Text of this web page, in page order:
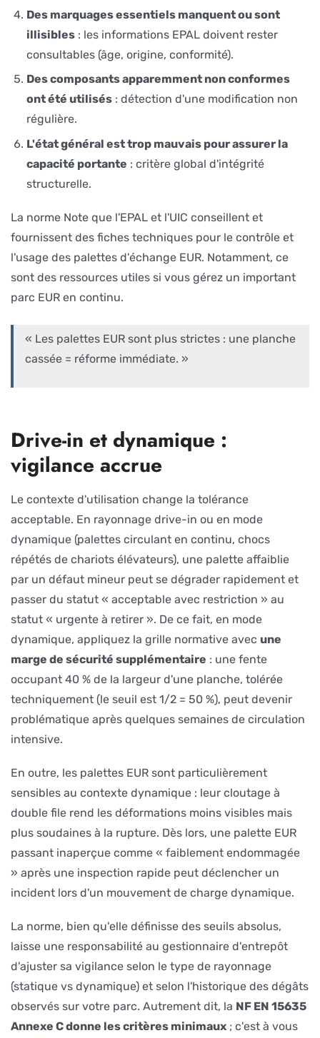
Des marquages essentiels manquent ou sont
illisibles : les informations EPAL doivent rester
consultables (âge, origine, conformité).
Des composants apparemment non conformes
ont été utilisés : détection d'une modification non
régulière.
L'état général est trop mauvais pour assurer la
capacité portante : critère global d'intégrité
structurelle.
La norme Note que l'EPAL et l'UIC conseillent et
fournissent des fiches techniques pour le contrôle et
l'usage des palettes d'échange EUR. Notamment, ce
sont des ressources utiles si vous gérez un important
parc EUR en continu.
« Les palettes EUR sont plus strictes : une planche
cassée = réforme immédiate. »
Drive-in et dynamique :
vigilance accrue
Le contexte d'utilisation change la tolérance
acceptable. En rayonnage drive-in ou en mode
dynamique (palettes circulant en continu, chocs
répétés de chariots élévateurs), une palette affaiblie
par un défaut mineur peut se dégrader rapidement et
passer du statut « acceptable avec restriction » au
statut « urgente à retirer ». De ce fait, en mode
dynamique, appliquez la grille normative avec une
marge de sécurité supplémentaire : une fente
occupant 40 % de la largeur d'une planche, tolérée
techniquement (le seuil est 1/2 = 50 %), peut devenir
problématique après quelques semaines de circulation
intensive.
En outre, les palettes EUR sont particulièrement
sensibles au contexte dynamique : leur cloutage à
double file rend les déformations moins visibles mais
plus soudaines à la rupture. Dès lors, une palette EUR
passant inaperçue comme « faiblement endommagée
» après une inspection rapide peut déclencher un
incident lors d'un mouvement de charge dynamique.
La norme, bien qu'elle définisse des seuils absolus,
laisse une responsabilité au gestionnaire d'entrepôt
d'ajuster sa vigilance selon le type de rayonnage
(statique vs dynamique) et selon l'historique des dégâts
observés sur votre parc. Autrement dit, la NF EN 15635
Annexe C donne les critères minimaux ; c'est à vous